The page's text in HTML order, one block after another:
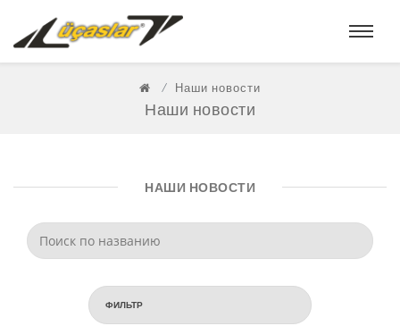
Наши новости
Наши новости
НАШИ НОВОСТИ
ФИЛЬТР